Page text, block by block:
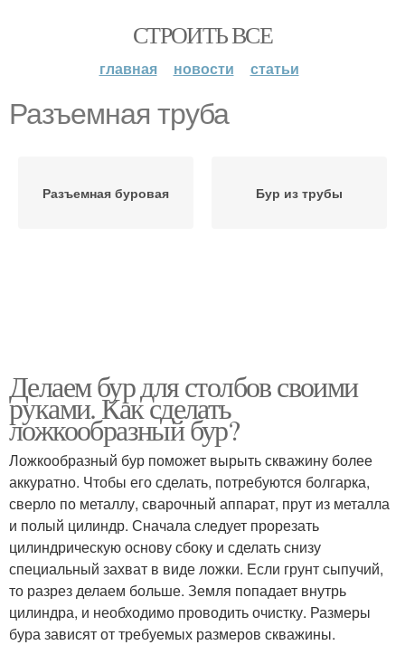
СТРОИТЬ ВСЕ
главная новости статьи
Разъемная труба
Разъемная буровая Бур из трубы
Делаем бур для столбов своими
руками. Как сделать
ложкообразный бур?
Ложкообразный бур поможет вырыть скважину более
аккуратно. Чтобы его сделать, потребуются болгарка,
сверло по металлу, сварочный аппарат, прут из металла
и полый цилиндр. Сначала следует прорезать
цилиндрическую основу сбоку и сделать снизу
специальный захват в виде ложки. Если грунт сыпучий,
то разрез делаем больше. Земля попадает внутрь
цилиндра, и необходимо проводить очистку. Размеры
бура зависят от требуемых размеров скважины.